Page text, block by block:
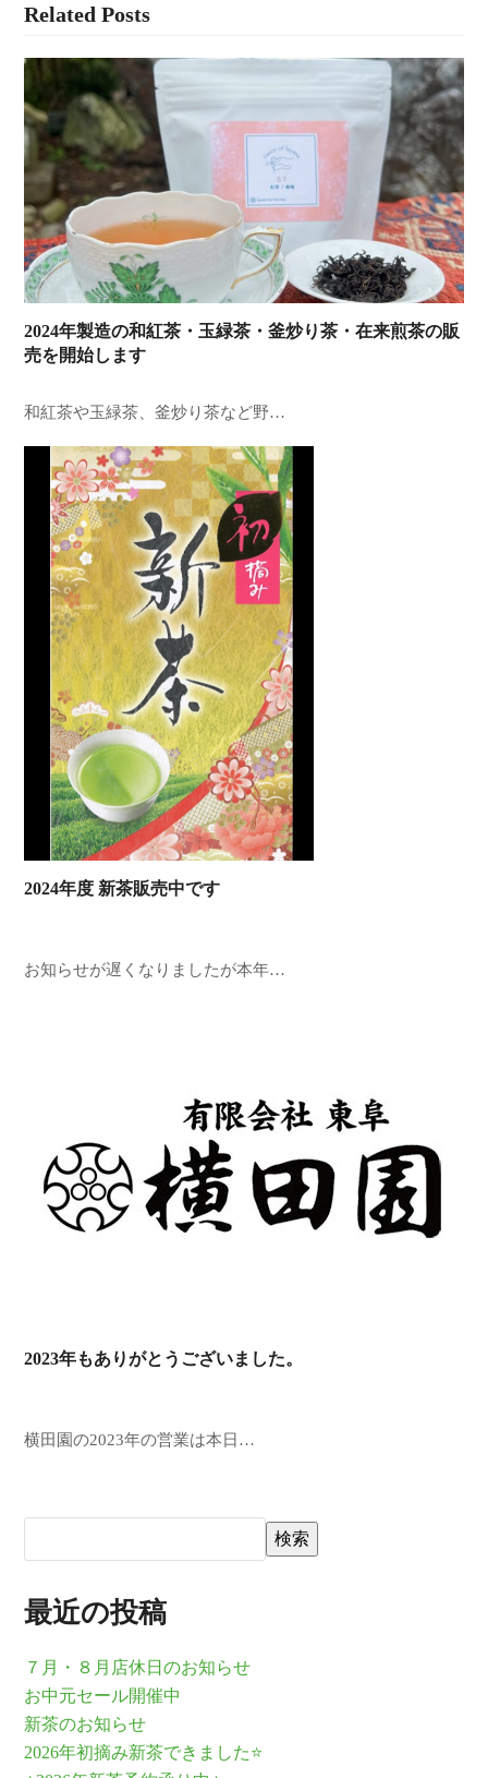
Related Posts
2024年製造の和紅茶・玉緑茶・釜炒り茶・在来煎茶の販
売を開始します
和紅茶や玉緑茶、釜炒り茶など野…
2024年度 新茶販売中です
お知らせが遅くなりましたが本年…
2023年もありがとうございました。
横田園の2023年の営業は本日…
検索
最近の投稿
７月・８月店休日のお知らせ
お中元セール開催中
新茶のお知らせ
2026年初摘み新茶できました⭐